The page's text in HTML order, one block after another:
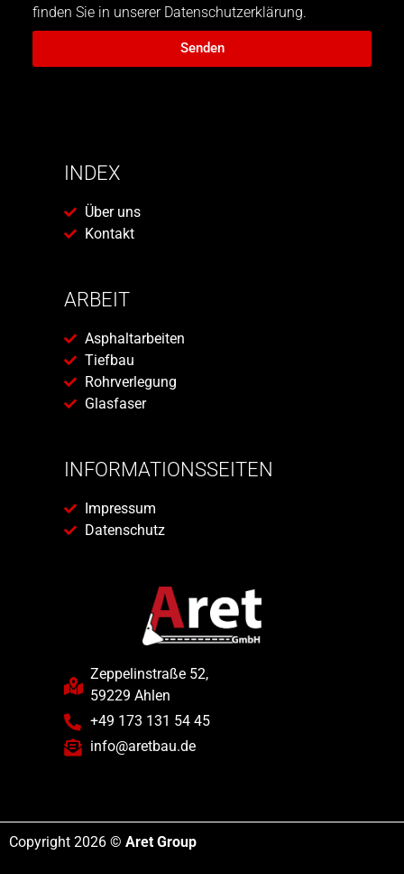
finden Sie in unserer Datenschutzerklärung.
Senden
INDEX
Über uns
Kontakt
ARBEIT
Asphaltarbeiten
Tiefbau
Rohrverlegung
Glasfaser
INFORMATIONSSEITEN
Impressum
Datenschutz
Zeppelinstraße 52,
59229 Ahlen
+49 173 131 54 45
info@aretbau.de
Copyright 2026 © Aret Group